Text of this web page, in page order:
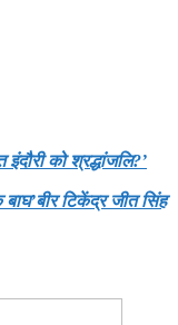
को श्रद्धांजलि?’
टिकेंद्र जीत सिंह